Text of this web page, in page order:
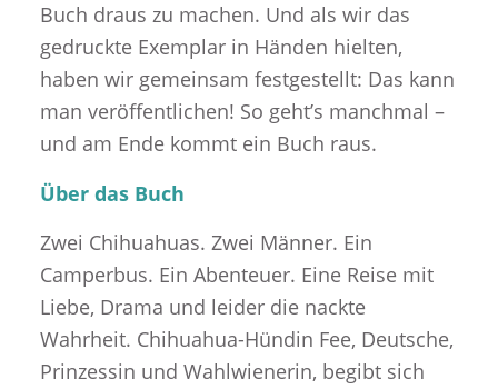
Buch draus zu machen. Und als wir das
gedruckte Exemplar in Händen hielten,
haben wir gemeinsam festgestellt: Das kann
man veröffentlichen! So geht’s manchmal –
und am Ende kommt ein Buch raus.
Über das Buch
Zwei Chihuahuas. Zwei Männer. Ein
Camperbus. Ein Abenteuer. Eine Reise mit
Liebe, Drama und leider die nackte
Wahrheit. Chihuahua-Hündin Fee, Deutsche,
Prinzessin und Wahlwienerin, begibt sich